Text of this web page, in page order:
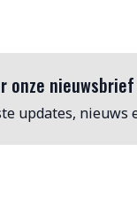
onze nieuwsbrief
updates, nieuws